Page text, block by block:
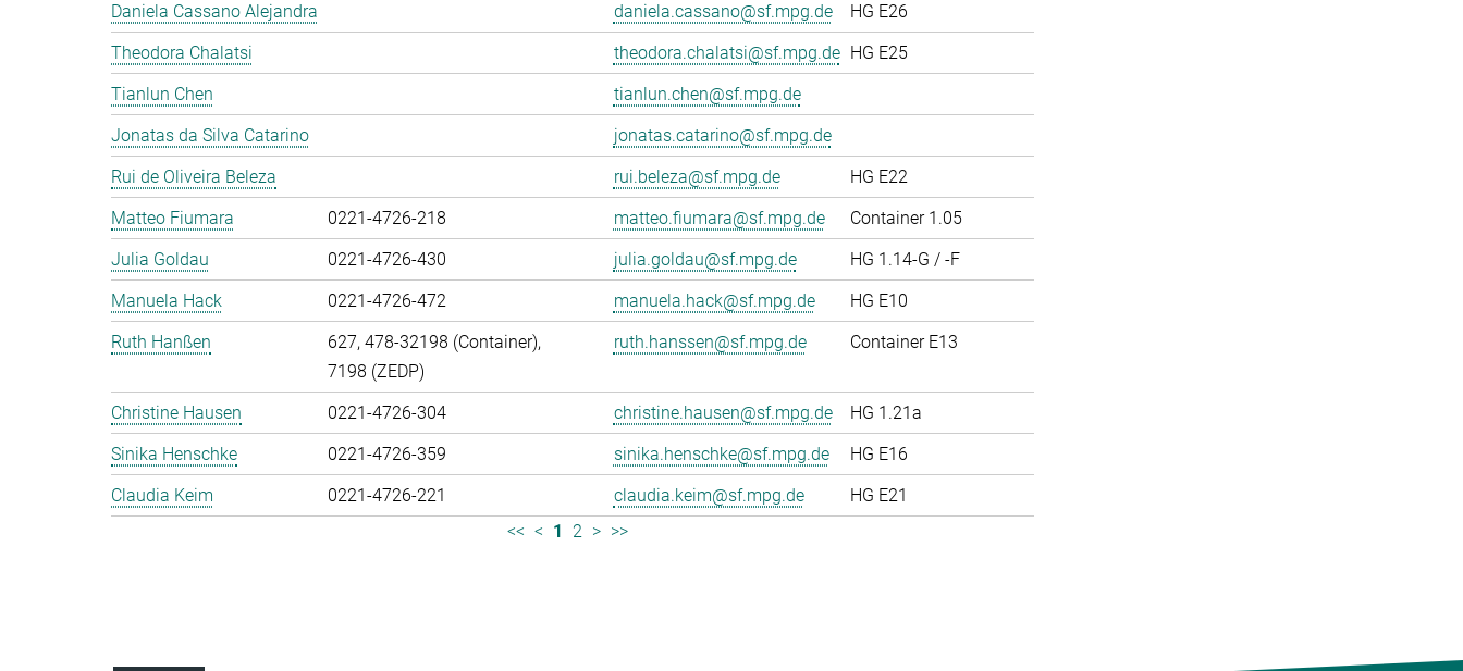
Daniela Cassano Alejandra
daniela.cassano@sf.mpg.de
HG E26
Theodora Chalatsi
theodora.chalatsi@sf.mpg.de HG E25
Tianlun Chen
tianlun.chen@sf.mpg.de
Jonatas da Silva Catarino
jonatas.catarino@sf.mpg.de
Rui de Oliveira Beleza
rui.beleza@sf.mpg.de
HG E22
Matteo Fiumara
0221-4726-218 matteo.fiumara@sf.mpg.de
Container 1.05
Julia Goldau
0221-4726-430 julia.goldau@sf.mpg.de
HG 1.14-G / -F
Manuela Hack
0221-4726-472 manuela.hack@sf.mpg.de
HG E10
Ruth Hanßen
627, 478-32198 (Container),
7198 (ZEDP)
ruth.hanssen@sf.mpg.de Container E13
Christine Hausen 0221-4726-304 christine.hausen@sf.mpg.de
HG 1.21a
Sinika Henschke
0221-4726-359 sinika.henschke@sf.mpg.de
HG E16
Claudia Keim
0221-4726-221 claudia.keim@sf.mpg.de
HG E21
<< < 1 2 > >>